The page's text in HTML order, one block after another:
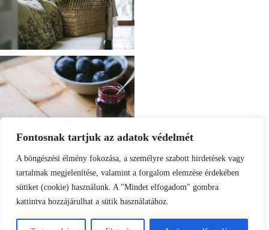
Fontosnak tartjuk az adatok védelmét
A böngészési élmény fokozása, a személyre szabott hirdetések vagy
tartalmak megjelenítése, valamint a forgalom elemzése érdekében
sütiket (cookie) használunk. A "Mindet elfogadom" gombra
kattintva hozzájárulhat a sütik használatához.